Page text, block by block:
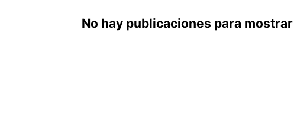
No hay publicaciones para mostrar